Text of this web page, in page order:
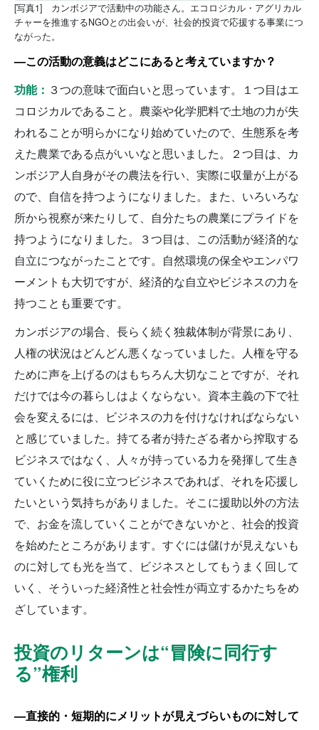
[写真1] カンボジアで活動中の功能さん。エコロジカル・アグリカル
チャーを推進するNGOとの出会いが、社会的投資で応援する事業につ
ながった。
—この活動の意義はどこにあると考えていますか？
功能： ３つの意味で面白いと思っています。１つ目はエ
コロジカルであること。農薬や化学肥料で土地の力が失
われることが明らかになり始めていたので、生態系を考
えた農業である点がいいなと思いました。２つ目は、カ
ンボジア人自身がその農法を行い、実際に収量が上がる
ので、自信を持つようになりました。また、いろいろな
所から視察が来たりして、自分たちの農業にプライドを
持つようになりました。３つ目は、この活動が経済的な
自立につながったことです。自然環境の保全やエンパワ
ーメントも大切ですが、経済的な自立やビジネスの力を
持つことも重要です。
カンボジアの場合、長らく続く独裁体制が背景にあり、
人権の状況はどんどん悪くなっていました。人権を守る
ために声を上げるのはもちろん大切なことですが、それ
だけでは今の暮らしはよくならない。資本主義の下で社
会を変えるには、ビジネスの力を付けなければならない
と感じていました。持てる者が持たざる者から搾取する
ビジネスではなく、人々が持っている力を発揮して生き
ていくために役に立つビジネスであれば、それを応援し
たいという気持ちがありました。そこに援助以外の方法
で、お金を流していくことができないかと、社会的投資
を始めたところがあります。すぐには儲けが見えないも
のに対しても光を当て、ビジネスとしてもうまく回して
いく、そういった経済性と社会性が両立するかたちをめ
ざしています。
投資のリターンは“冒険に同行す
る”権利
—直接的・短期的にメリットが見えづらいものに対して